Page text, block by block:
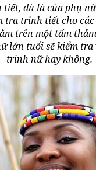
dù là của phụ
tra trinh tiết cho
trên một tấm
lớn tuổi sẽ kiểm
trinh nữ hay không.